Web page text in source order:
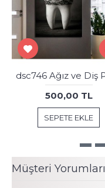
500,00 TL
SEPETE EKLE
Müşteri Yorumları